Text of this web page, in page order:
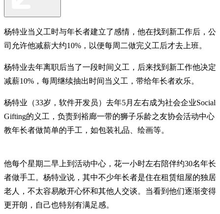
杨特业当义工时与年长者建立了感情，他在找到新工作后，公
司允许他减薪大约10%，以便每周二做完义工后才去上班。
杨特业去年离职后当了一段时间义工，后来找到新工作他决定
减薪10%，每周继续抽出时间当义工，带给年长者欢乐。
杨特业（33岁，软件开发员）去年5月左右成为社会企业Social
Gifting的义工，负责到裕廊一带的狮子乐龄之友协会活动中心
教年长者做简单的手工，如包装礼品、绘画等。
他每个星期二早上到活动中心，花一小时左右陪伴约30名年长
者做手工。杨特业说，其中不少年长者是住在租赁组屋的独居
老人，不太容易敞开心怀和其他人交谈。当看到他们逐渐变得
更开朗，自己也特别有满足感。